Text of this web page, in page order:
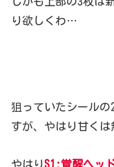
り欲しくわ…
狙っていたシールの
すが、やはり甘くは
やはりS1:覚醒ヘッ